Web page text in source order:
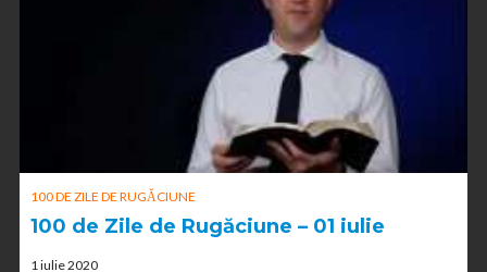
100 DE ZILE DE RUGĂCIUNE
100 de Zile de Rugăciune – 01 iulie
1 iulie 2020